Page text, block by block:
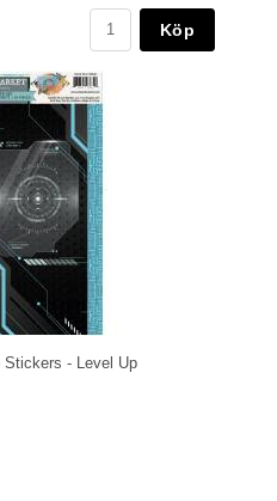
Köp
Stickers - Level Up